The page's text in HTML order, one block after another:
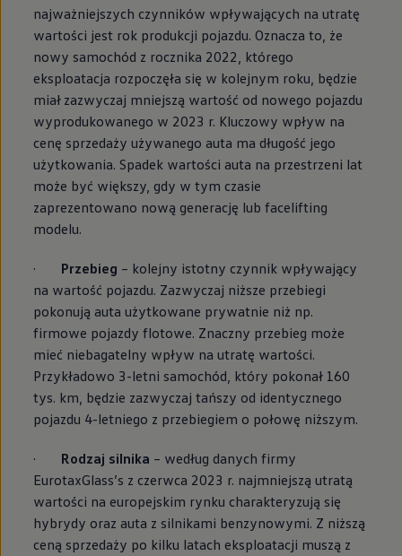
najważniejszych czynników wpływających na utratę
wartości jest rok produkcji pojazdu. Oznacza to, że
nowy samochód z rocznika 2022, którego
eksploatacja rozpoczęła się w kolejnym roku, będzie
miał zazwyczaj mniejszą wartość od nowego pojazdu
wyprodukowanego w 2023 r. Kluczowy wpływ na
cenę sprzedaży używanego auta ma długość jego
użytkowania. Spadek wartości auta na przestrzeni lat
może być większy, gdy w tym czasie
zaprezentowano nową generację lub facelifting
modelu.
· Przebieg – kolejny istotny czynnik wpływający
na wartość pojazdu. Zazwyczaj niższe przebiegi
pokonują auta użytkowane prywatnie niż np.
firmowe pojazdy flotowe. Znaczny przebieg może
mieć niebagatelny wpływ na utratę wartości.
Przykładowo 3-letni samochód, który pokonał 160
tys. km, będzie zazwyczaj tańszy od identycznego
pojazdu 4-letniego z przebiegiem o połowę niższym.
· Rodzaj silnika – według danych firmy
EurotaxGlass’s z czerwca 2023 r. najmniejszą utratą
wartości na europejskim rynku charakteryzują się
hybrydy oraz auta z silnikami benzynowymi. Z niższą
ceną sprzedaży po kilku latach eksploatacji muszą z